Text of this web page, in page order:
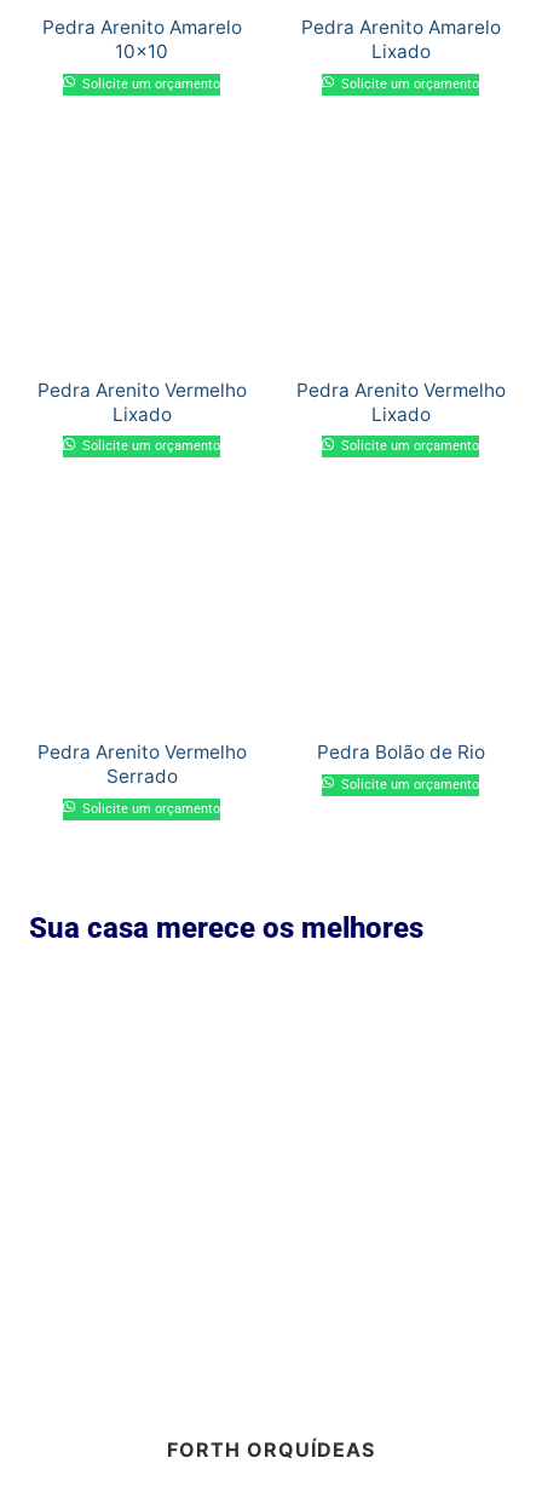
Pedra Arenito Amarelo
10×10
Solicite um orçamento
Pedra Arenito Amarelo
Lixado
Solicite um orçamento
Pedra Arenito Vermelho
Lixado
Solicite um orçamento
Pedra Arenito Vermelho
Lixado
Solicite um orçamento
Pedra Arenito Vermelho
Serrado
Solicite um orçamento
Pedra Bolão de Rio
Solicite um orçamento
Sua casa merece os melhores
FORTH ORQUÍDEAS